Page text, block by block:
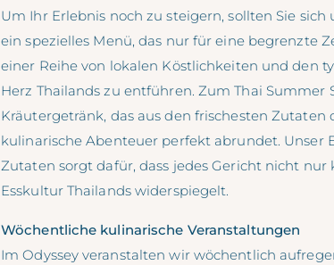
Um Ihr Erlebnis noch zu steigern, sollten Sie sich
ein spezielles Menü, das nur für eine begrenzte
einer Reihe von lokalen Köstlichkeiten und den
Herz Thailands zu entführen. Zum Thai
Kräutergetränk, das aus den frischesten
kulinarische Abenteuer perfekt abrundet. Unser
Zutaten sorgt dafür, dass jedes Gericht nicht
Esskultur Thailands widerspiegelt.
Wöchentliche kulinarische Veranstaltungen
Im Odyssey veranstalten wir wöchentlich